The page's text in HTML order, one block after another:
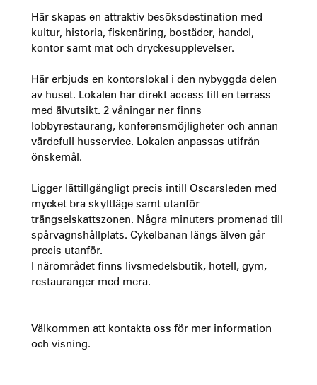
Här skapas en attraktiv besöksdestination med
kultur, historia, fiskenäring, bostäder, handel,
kontor samt mat och dryckesupplevelser.
Här erbjuds en kontorslokal i den nybyggda delen
av huset. Lokalen har direkt access till en terrass
med älvutsikt. 2 våningar ner finns
lobbyrestaurang, konferensmöjligheter och annan
värdefull husservice. Lokalen anpassas utifrån
önskemål.
Ligger lättillgängligt precis intill Oscarsleden med
mycket bra skyltläge samt utanför
trängselskattszonen. Några minuters promenad till
spårvagnshållplats. Cykelbanan längs älven går
precis utanför.
I närområdet finns livsmedelsbutik, hotell, gym,
restauranger med mera.
Välkommen att kontakta oss för mer information
och visning.